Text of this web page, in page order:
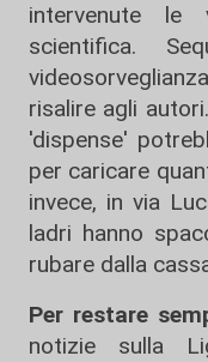
intervenute
scientifica.
risalire agli
'dispense'
per caricare
invece, in via
ladri hanno
rubare dalla
Per restare
notizie sulla